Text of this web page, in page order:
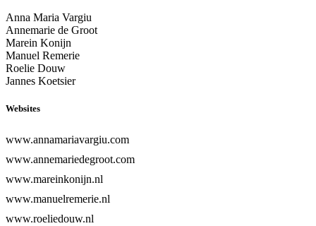
Anna Maria Vargiu
Annemarie de Groot
Marein Konijn
Manuel Remerie
Roelie Douw
Jannes Koetsier
Websites
www.annamariavargiu.com
www.annemariedegroot.com
www.mareinkonijn.nl
www.manuelremerie.nl
www.roeliedouw.nl